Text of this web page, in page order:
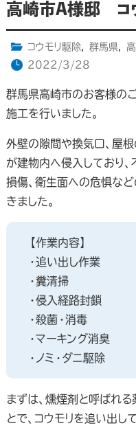
高崎市A様邸 コ
コウモリ駆除, 群馬県,
2022/3/28
群馬県高崎市のお客様の
施工を行いました。
外壁の隙間や換気口、屋根
が建物内へ侵入しており
損傷、衛生面への危惧な
きました。
【作業内容】
・追い出し作業
・糞清掃
・侵入経路封鎖
・殺菌・消毒
・マーキング消臭
・ノミ・ダニ駆除
まずは、燻煙剤と呼ばれ
とで、コウモリを追い出し